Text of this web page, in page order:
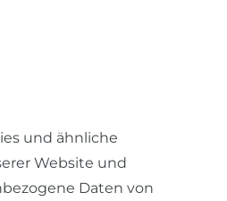
und ähnliche
Website und
Daten von